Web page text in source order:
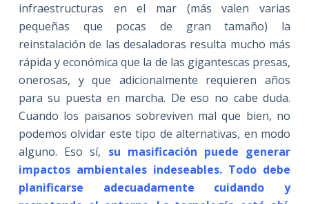
infraestructuras en el mar (más valen varias
pequeñas que pocas de gran tamaño) la
reinstalación de las desaladoras resulta mucho más
rápida y económica que la de las gigantescas presas,
onerosas, y que adicionalmente requieren años
para su puesta en marcha. De eso no cabe duda.
Cuando los paisanos sobreviven mal que bien, no
podemos olvidar este tipo de alternativas, en modo
alguno. Eso sí, su masificación puede generar
impactos ambientales indeseables. Todo debe
planificarse adecuadamente cuidando y